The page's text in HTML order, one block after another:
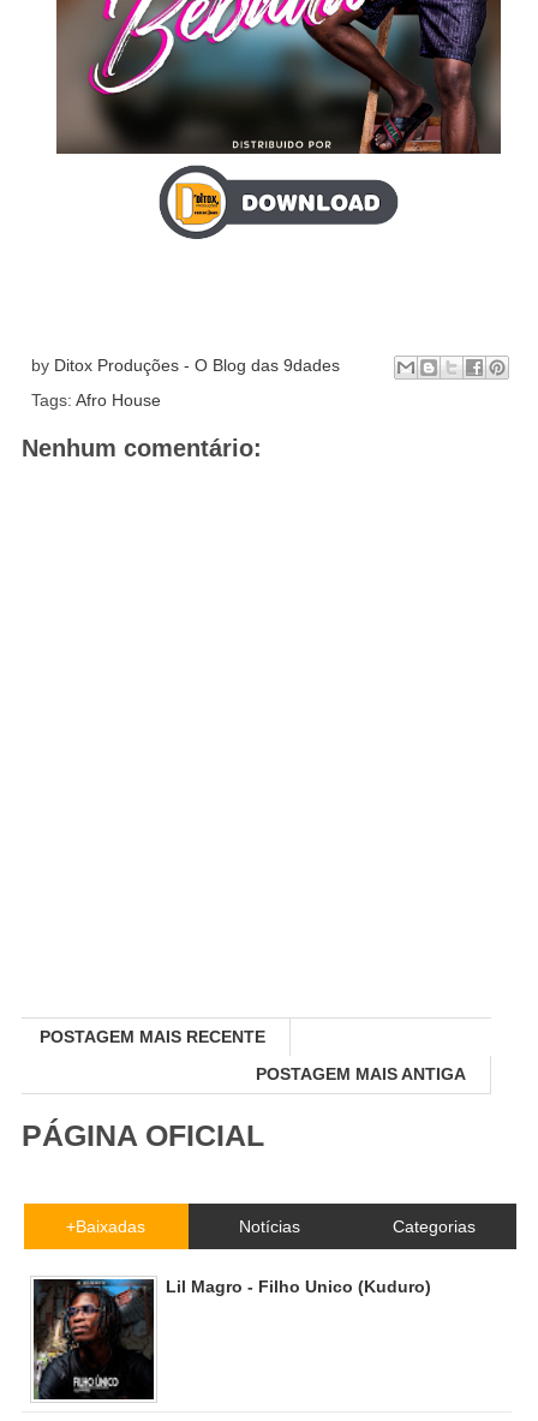
by Ditox Produções - O Blog das 9dades
Tags: Afro House
Nenhum comentário:
POSTAGEM MAIS RECENTE
POSTAGEM MAIS ANTIGA
PÁGINA OFICIAL
+Baixadas Notícias Categorias
Lil Magro - Filho Unico (Kuduro)